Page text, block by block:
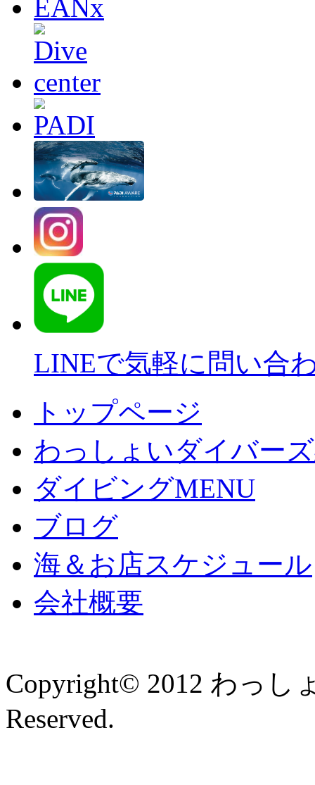
LINEで気軽に問い合
トップページ
わっしょいダイバー
ダイビングMENU
ブログ
海＆お店スケジュール
会社概要
Copyright© 2012 わっし
Reserved.